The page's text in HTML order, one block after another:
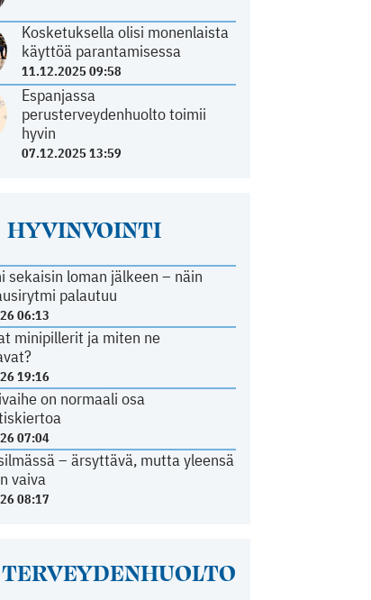
Kosketuksella olisi monenlaista
käyttöä parantamisessa
11.12.2025 09:58
Espanjassa
perusterveydenhuolto toimii
hyvin
07.12.2025 13:59
HYVINVOINTI
sekaisin loman jälkeen – näin
palautuu
06:13
minipillerit ja miten ne
19:16
on normaali osa
07:04
– ärsyttävä, mutta yleensä
vaiva
08:17
TERVEYDENHUOLTO